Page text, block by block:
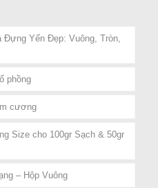
Yến Đẹp: Vuông, Tròn,
phồng
cương
Size cho 100gr Sạch & 50gr
– Hộp Vuông